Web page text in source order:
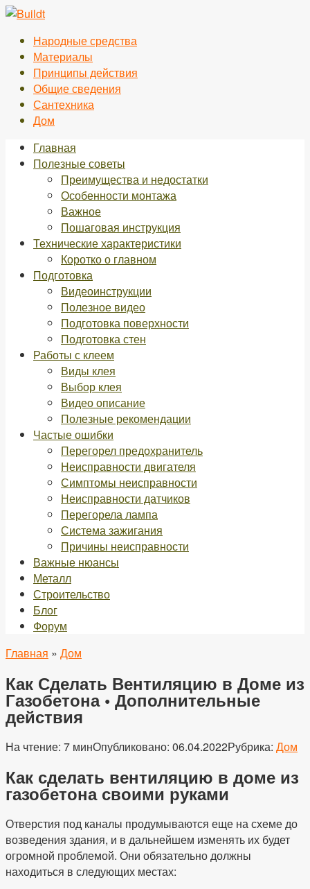
Перейти
контентуНародные средства
Материалы
Принципы действия
Общие сведения
Сантехника
Дом
Главная
Полезные советы
Преимущества и недостатки
Особенности монтажа
Важное
Пошаговая инструкция
Технические характеристики
Коротко о главном
Подготовка
Видеоинструкции
Полезное видео
Подготовка поверхности
Подготовка стен
Работы с клеем
Виды клея
Выбор клея
Видео описание
Полезные рекомендации
Частые ошибки
Перегорел предохранитель
Неисправности двигателя
Симптомы неисправности
Неисправности датчиков
Перегорела лампа
Система зажигания
Причины неисправности
Важные нюансы
Металл
Строительство
Блог
Форум
Главная » Дом
Как Сделать Вентиляцию в Доме из
Газобетона • Дополнительные
действия
На чтение: 7 минОпубликовано: 06.04.2022Рубрика: Дом
Как сделать вентиляцию в доме из
газобетона своими руками
Отверстия под каналы продумываются еще на схеме до
возведения здания, и в дальнейшем изменять их будет
огромной проблемой. Они обязательно должны
находиться в следующих местах: